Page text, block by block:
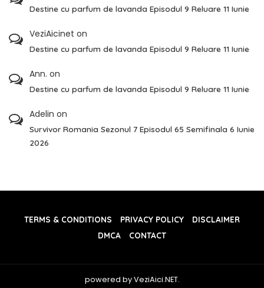
Destine cu parfum de lavanda Episodul 9 Reluare 11 Iunie
VeziAicinet on
Destine cu parfum de lavanda Episodul 9 Reluare 11 Iunie
Ann. on
Destine cu parfum de lavanda Episodul 9 Reluare 11 Iunie
Adelin on
Survivor Romania Sezonul 7 Episodul 65 Semifinala 6 Iunie
2026
TERMS & CONDITIONS PRIVACY POLICY
DISCLAIMER
DMCA
CONTACT
powered by VeziAici.NET.